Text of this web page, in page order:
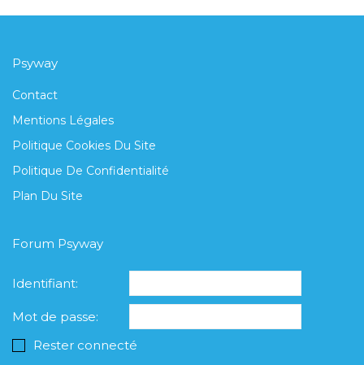
Psyway
Contact
Mentions Légales
Politique Cookies Du Site
Politique De Confidentialité
Plan Du Site
Forum Psyway
Identifiant:
Mot de passe:
Rester connecté